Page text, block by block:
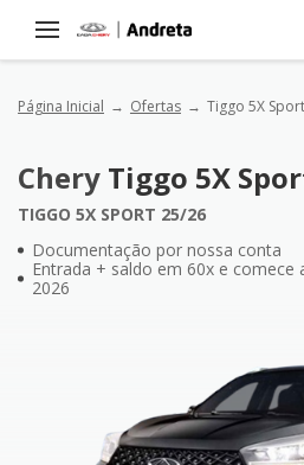
Página Inicial Ofertas Tiggo 5X Sport
Chery Tiggo 5X
TIGGO 5X SPORT 25/26
Documentação por nossa conta
Entrada + saldo em 60x e comece
2026